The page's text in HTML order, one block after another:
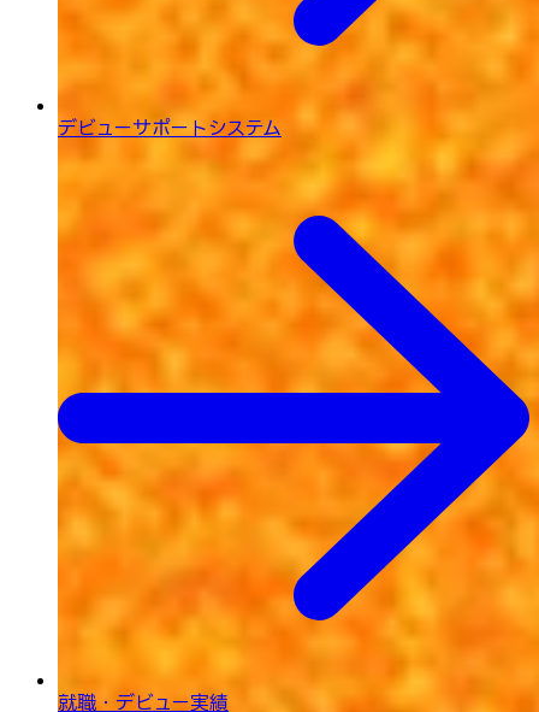
デビューサポートシステム
就職・デビュー実績